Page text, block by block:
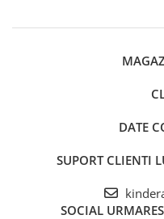
DATE
SUPORT CLIENTI
SOCIAL